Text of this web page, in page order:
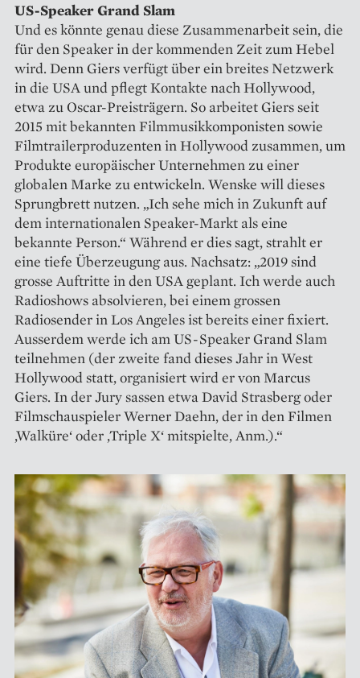
US-Speaker Grand Slam
Und es könnte genau diese Zu­sammenarbeit sein, die
für den Speaker in der kommenden Zeit zum Hebel
wird. Denn Giers verfügt über ein breites Netzwerk
in die USA und pflegt Kon­takte nach Hollywood,
etwa zu Oscar-Preisträgern. So arbeitet Giers seit
2015 mit bekannten Filmmusikkomponisten sowie
Filmtrailerproduzenten in Hollywood zusammen, um
Produkte europäischer Unternehmen zu einer
globalen Marke zu entwickeln. Wenske will dieses
Sprungbrett nutzen. „Ich sehe mich in Zukunft auf
dem internationalen ­Speaker-Markt als eine
bekannte Person.“ Während er dies sagt, strahlt er
eine tiefe Überzeugung aus. Nachsatz: „2019 sind
grosse Auftritte in den USA geplant. Ich werde auch
Radioshows absolvieren, bei einem grossen
Radiosender in Los Angeles ist bereits einer fixiert.
Ausserdem werde ich am US-Speaker Grand Slam
teilnehmen (der zweite fand dieses Jahr in West
Hollywood statt, organisiert wird er von Marcus
Giers. In der Jury sassen etwa David Strasberg oder
Filmschauspieler Werner Daehn, der in den Filmen
‚Walküre‘ oder ‚Triple X‘ mitspielte, Anm.).“